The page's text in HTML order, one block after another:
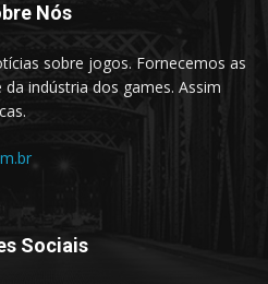
Nós
sobre jogos. Fornecemos as
indústria dos games. Assim
Sociais